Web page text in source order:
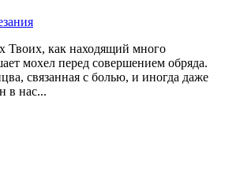
Твоих, как находящий много
мохел перед совершением обряда.
связанная с болью, и иногда даже
в нас...